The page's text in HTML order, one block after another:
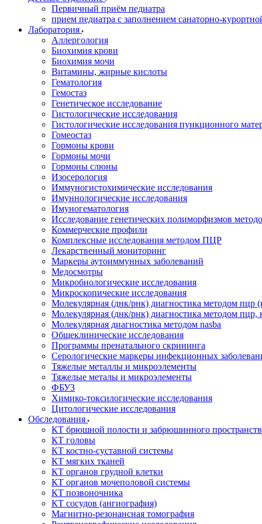
Первичный приём педиатра
прием педиатра с заполнением санаторно-
Лаборатория
Аллергология
Биохимия крови
Биохимия мочи
Витамины, жирные кислоты
Гематология
Гемостаз
Генетическое исследование
Гистологические исследования
Гистологические исследования пункционного
Гомеостаз
Гормоны крови
Гормоны мочи
Гормоны слюны
Изосерология
Иммуногистохимические исследования
Имуннологические исследования
Имуногематология
Исследование генетических полиморфизмов
Коммерческие профили
Комплексные исследования методом ПЦР
Лекарственный мониторинг
Маркеры аутоиммунных заболеваний
Медосмотры
Микробиологические исследования
Микроскопические исследования
Молекулярная (днк/рнк) диагностика методом пцр
Молекулярная (днк/рнк) диагностика методом пцр,
Молекулярная диагностика методом nasba
Общеклинические исследования
Программы пренатального скрининга
Серологические маркеры инфекционных
Тяжелые металлы и микроэлементы
Тяжелые металы и микроэлементы
ФБУЗ
Химико-токсилогические исследования
Цитологические исследования
Обследования
КТ брюшной полости и забрюшинного
КТ головы
КТ костно-суставной системы
КТ мягких тканей
КТ органов грудной клетки
КТ органов мочеполовой системы
КТ позвоночника
КТ сосудов (ангиография)
Магнитно-резонансная томография